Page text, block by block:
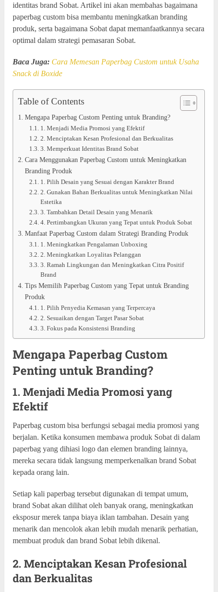
identitas brand Sobat. Artikel ini akan membahas bagaimana
paperbag custom bisa membantu meningkatkan branding
produk, serta bagaimana Sobat dapat memanfaatkannya secara
optimal dalam strategi pemasaran Sobat.
Baca Juga: Cara Memesan Paperbag Custom untuk Usaha
Snack di Boxide
Table of Contents
Mengapa Paperbag Custom Penting untuk Branding?
1. Menjadi Media Promosi yang Efektif
2. Menciptakan Kesan Profesional dan Berkualitas
3. Memperkuat Identitas Brand Sobat
Cara Menggunakan Paperbag Custom untuk Meningkatkan
Branding Produk
1. Pilih Desain yang Sesuai dengan Karakter Brand
2. Gunakan Bahan Berkualitas untuk Meningkatkan Nilai
Estetika
3. Tambahkan Detail Desain yang Menarik
4. Pertimbangkan Ukuran yang Tepat untuk Produk Sobat
Manfaat Paperbag Custom dalam Strategi Branding Produk
1. Meningkatkan Pengalaman Unboxing
2. Meningkatkan Loyalitas Pelanggan
3. Ramah Lingkungan dan Meningkatkan Citra Positif
Brand
Tips Memilih Paperbag Custom yang Tepat untuk Branding
Produk
1. Pilih Penyedia Kemasan yang Terpercaya
2. Sesuaikan dengan Target Pasar Sobat
3. Fokus pada Konsistensi Branding
Mengapa Paperbag Custom
Penting untuk Branding?
1. Menjadi Media Promosi yang
Efektif
Paperbag custom bisa berfungsi sebagai media promosi yang
berjalan. Ketika konsumen membawa produk Sobat di dalam
paperbag yang dihiasi logo dan elemen branding lainnya,
mereka secara tidak langsung memperkenalkan brand Sobat
kepada orang lain.
Setiap kali paperbag tersebut digunakan di tempat umum,
brand Sobat akan dilihat oleh banyak orang, meningkatkan
eksposur merek tanpa biaya iklan tambahan. Desain yang
menarik dan mencolok akan lebih mudah menarik perhatian,
membuat produk dan brand Sobat lebih dikenal.
2. Menciptakan Kesan Profesional
dan Berkualitas